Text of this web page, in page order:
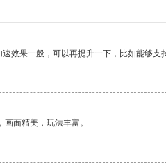
效果一般，可以再提升一下，比如能够支
面精美，玩法丰富。